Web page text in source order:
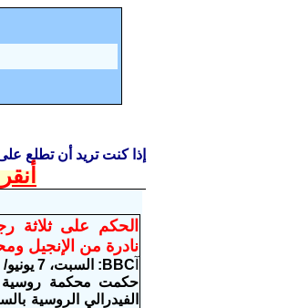
إذا كنت تريد أن تطلع
الحكم على
نادرة من الإنجيل
BBC : السبت، 7 يونيو/ حزيران، 2014،
حكمت محكمة روسية
الفيدرالي الروسية